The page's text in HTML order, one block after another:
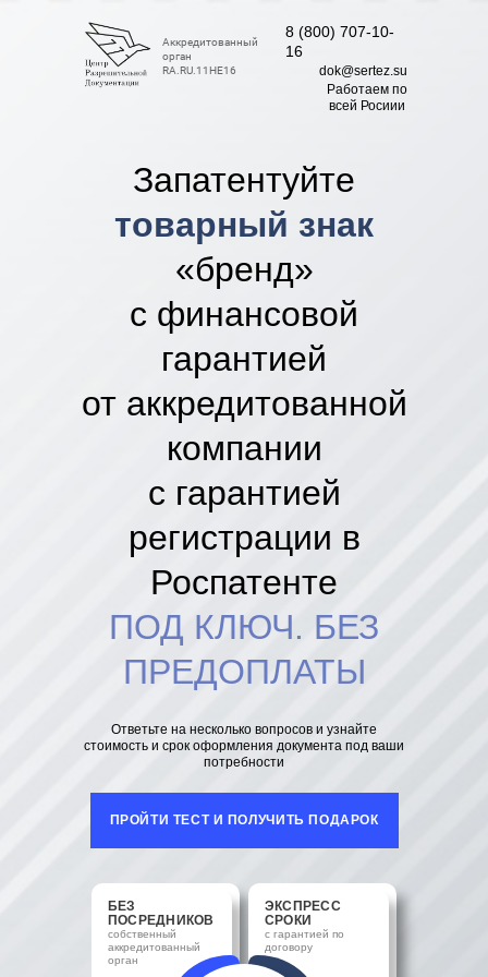
Аккредитованный
орган
RA.RU.11НЕ16
8 (800) 707-10-
16
dok@sertez.su
Работаем по
всей Росиии
Запатентуйте
товарный знак
«бренд»
с финансовой
гарантией
от аккредитованной
компании
с гарантией
регистрации в
Роспатенте
ПОД КЛЮЧ. БЕЗ
ПРЕДОПЛАТЫ
Ответьте на несколько вопросов и узнайте
стоимость и срок оформления документа под ваши
потребности
ПРОЙТИ ТЕСТ И ПОЛУЧИТЬ ПОДАРОК
БЕЗ
ПОСРЕДНИКОВ
собственный
аккредитованный
орган
ЭКСПРЕСС
СРОКИ
с гарантией по
договору